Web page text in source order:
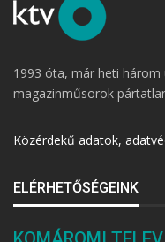
1993 óta, már heti három
magazinműsorok
Közérdekű adatok,
ELÉRHETŐSÉGEINK